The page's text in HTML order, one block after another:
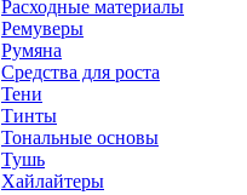
Расходные материалы
Ремуверы
Румяна
Средства для роста
Тени
Тинты
Тональные основы
Тушь
Хайлайтеры